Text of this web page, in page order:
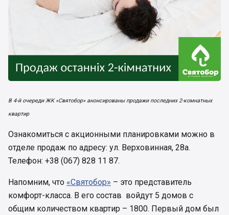
В 4-й очереди ЖК «Святобор» анонсированы продажи последних 2-комнатных
квартир
Ознакомиться с акционными планировками можно в
отделе продаж по адресу: ул. Верховинная, 28а.
Телефон: +38 (067) 828 11 87.
Напомним, что «Святобор» – это представитель
комфорт-класса. В его состав войдут 5 домов с
общим количеством квартир – 1800. Первый дом был